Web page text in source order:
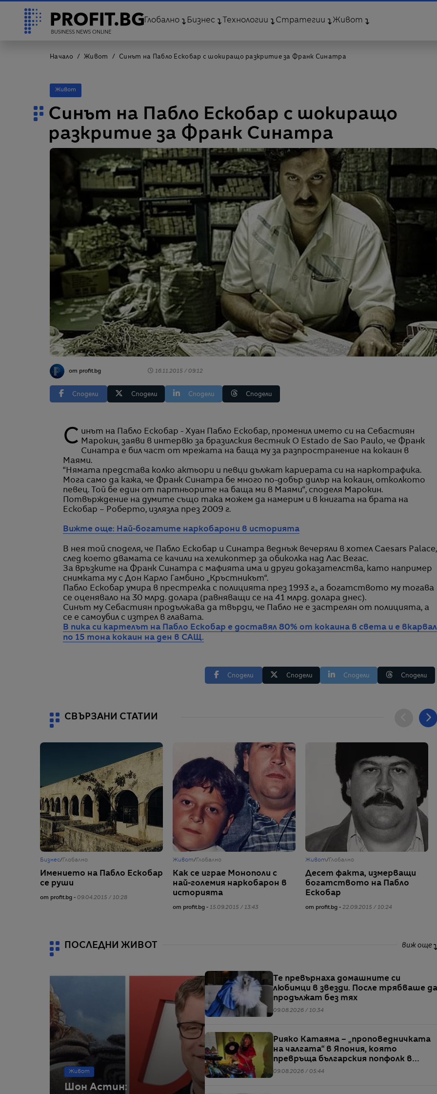
Глобално Бизнес Технологии Стратегии Живот
Начало Живот Синът на Пабло Ескобар с шокиращо разкритие за Франк Синатра
Живот
Синът на Пабло Ескобар с шокиращо
разкритие за Франк Синатра
от profit.bg 16.11.2015 / 09:12
Сподели Сподели Сподели Сподели
Синът на Пабло Ескобар - Хуан Пабло Ескобар, променил името си на Себастиян Марокин, заяви в интервю за бразилския вестник O Estado de Sao Paulo, че Франк
Синатра е бил част от мрежата на баща му за разпространение на кокаин в
Маями.
“Нямата представа колко актьори и певци дължат кариерата си на наркотрафика.
Мога само да кажа, че Франк Синатра бе много по-добър дилър на кокаин, отколкото
певец. Той бе един от партньорите на баща ми в Маями“, споделя Марокин.
Потвърждение на думите също така можем да намерим и в книгата на брата на
Ескобар – Роберто, излязла през 2009 г.
Вижте още: Най-богатите наркобарони в историята
В нея той споделя, че Пабло Ескобар и Синатра веднъж вечеряли в хотел Caesars Palace,
след което двамата се качили на хеликоптер за обиколка над Лас Вегас.
За връзките на Франк Синатра с мафията има и други доказателства, като например
снимката му с Дон Карло Гамбино „Кръстникът“.
Пабло Ескобар умира в престрелка с полицията през 1993 г., а богатството му тогава
се оценявало на 30 млрд. долара (равняващи се на 41 млрд. долара днес).
Синът му Себастиян продължава да твърди, че Пабло не е застрелян от полицията, а
се е самоубил с изтрел в главата.
В пика си картелът на Пабло Ескобар е доставял 80% от кокаина в света и е вкарвал
по 15 тона кокаин на ден в САЩ.
Сподели Сподели Сподели Сподели
СВЪРЗАНИ СТАТИИ
Бизнес/Глобално
Имението на Пабло Ескобар
се руши
от profit.bg - 09.04.2015 / 10:28
Живот/Глобално
Как се играе Монополи с
най-големия наркобарон в
историята
от profit.bg - 15.09.2015 / 13:43
Живот/Глобално
Десет факта, измерващи
богатството на Пабло
Ескобар
от profit.bg - 22.09.2015 / 10:24
ПОСЛЕДНИ ЖИВОТ виж още
Живот
Шон Астин:
Те превърнаха домашните си
любимци в звезди. После трябваше да
продължат без тях
09.08.2026 / 10:34
Рияко Катаяма – „проповедничката
на чалгата“ в Япония, която
превръща българския попфолк в
клубна екзотика
09.08.2026 / 05:44